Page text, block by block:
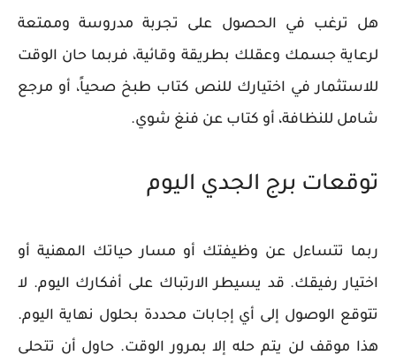
هل ترغب في الحصول على تجربة مدروسة وممتعة
لرعاية جسمك وعقلك بطريقة وقائية، فربما حان الوقت
للاستثمار في اختيارك للنص كتاب طبخ صحياً، أو مرجع
شامل للنظافة، أو كتاب عن فنغ شوي.
توقعات برج الجدي اليوم
ربما تتساءل عن وظيفتك أو مسار حياتك المهنية أو
اختيار رفيقك. قد يسيطر الارتباك على أفكارك اليوم. لا
تتوقع الوصول إلى أي إجابات محددة بحلول نهاية اليوم.
هذا موقف لن يتم حله إلا بمرور الوقت. حاول أن تتحلى